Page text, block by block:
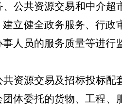
公共资源交易和中介超
建立健全政务服务、行政
人员的服务质量等进行
资源交易及招标投标配
体委托的货物、工程、